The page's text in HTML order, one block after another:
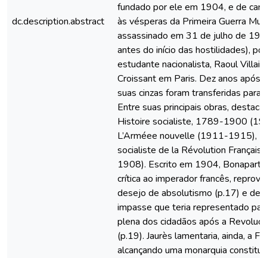
dc.description.abstract
fundado por ele em 1904, e de
às vésperas da Primeira Guerra
assassinado em 31 de julho de
antes do início das hostilidades),
estudante nacionalista, Raoul
Croissant em Paris. Dez anos após
suas cinzas foram transferidas para
Entre suas principais obras,
Histoire socialiste, 1789-1900
L’Arméee nouvelle (1911-1915),
socialiste de la Révolution
1908). Escrito em 1904,
crítica ao imperador francês,
desejo de absolutismo (p.17) e
impasse que teria representado
plena dos cidadãos após a
(p.19). Jaurès lamentaria, ainda, a
alcançando uma monarquia